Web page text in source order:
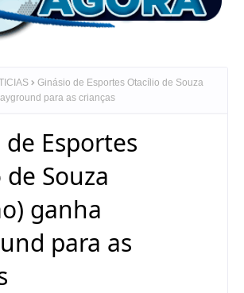
Ginásio de Esportes Otacílio de Souza
para as crianças
Esportes
Souza
ganha
para as